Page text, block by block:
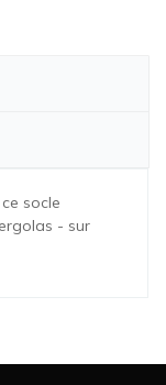
socle
- sur